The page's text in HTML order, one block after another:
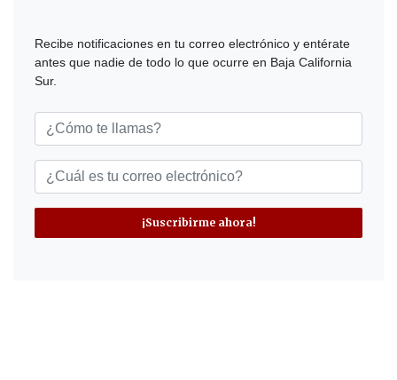
Recibe notificaciones en tu correo electrónico y entérate
antes que nadie de todo lo que ocurre en Baja California
Sur.
¡Suscribirme ahora!